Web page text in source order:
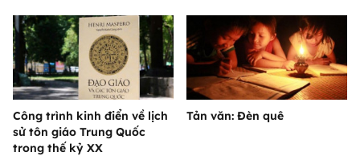
Công trình kinh điển về lịch
sử tôn giáo Trung Quốc
trong thế kỷ XX
Tản văn: Đèn quê